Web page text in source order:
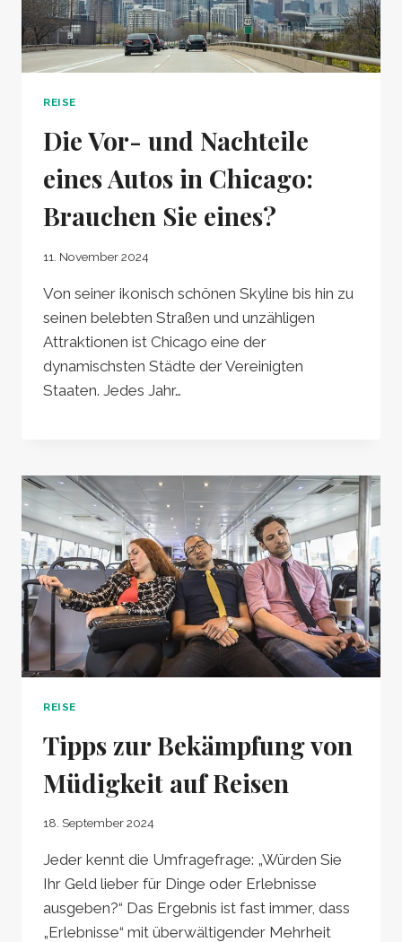
REISE
Die Vor- und Nachteile
eines Autos in Chicago:
Brauchen Sie eines?
11. November 2024
Von seiner ikonisch schönen Skyline bis hin zu
seinen belebten Straßen und unzähligen
Attraktionen ist Chicago eine der
dynamischsten Städte der Vereinigten
Staaten. Jedes Jahr…
REISE
Tipps zur Bekämpfung von
Müdigkeit auf Reisen
18. September 2024
Jeder kennt die Umfragefrage: „Würden Sie
Ihr Geld lieber für Dinge oder Erlebnisse
ausgeben?“ Das Ergebnis ist fast immer, dass
„Erlebnisse“ mit überwältigender Mehrheit